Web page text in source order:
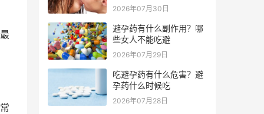
2026年07月30日
避孕药有什么副作用？哪
些女人不能吃避
2026年07月29日
吃避孕药有什么危害？避
孕药什么时候吃
2026年07月28日